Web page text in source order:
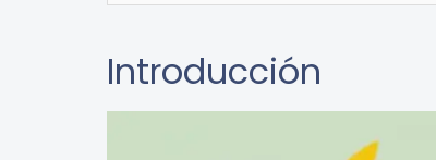
Introducción